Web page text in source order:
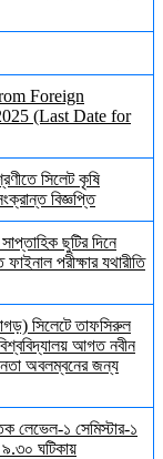
Foreign
(Last Date for
সিলেট কৃষি
বিজ্ঞপ্তি
ছুটির দিনে
পরীক্ষার যথারীতি
সিলেটে তাফসিরুল
আগত নবীন
অবলম্বনের জন্য
লেভেল-১ সেমিস্টার-১
৯.৩০ ঘটিকায়